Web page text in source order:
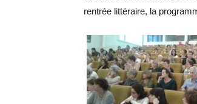
rentrée littéraire, la